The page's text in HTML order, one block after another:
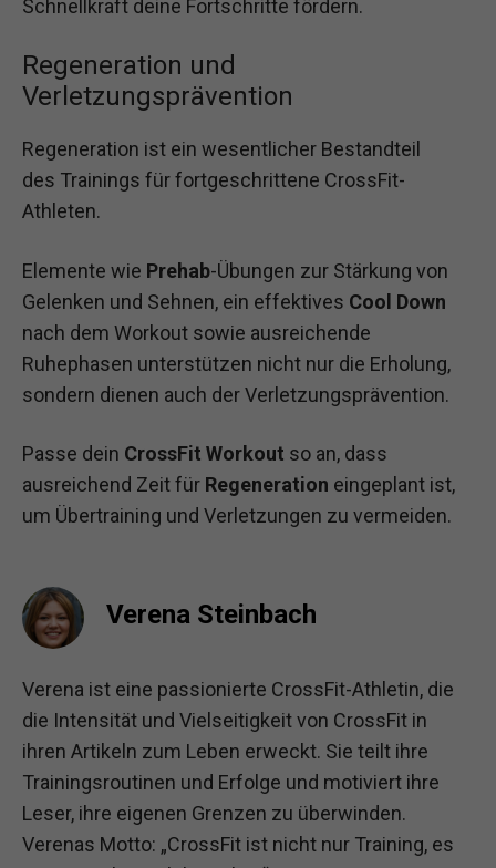
Schnellkraft deine Fortschritte fördern.
Regeneration und
Verletzungsprävention
Regeneration ist ein wesentlicher Bestandteil
des Trainings für fortgeschrittene CrossFit-
Athleten.
Elemente wie Prehab-Übungen zur Stärkung von
Gelenken und Sehnen, ein effektives Cool Down
nach dem Workout sowie ausreichende
Ruhephasen unterstützen nicht nur die Erholung,
sondern dienen auch der Verletzungsprävention.
Passe dein CrossFit Workout so an, dass
ausreichend Zeit für Regeneration eingeplant ist,
um Übertraining und Verletzungen zu vermeiden.
Verena Steinbach
Verena ist eine passionierte CrossFit-Athletin, die
die Intensität und Vielseitigkeit von CrossFit in
ihren Artikeln zum Leben erweckt. Sie teilt ihre
Trainingsroutinen und Erfolge und motiviert ihre
Leser, ihre eigenen Grenzen zu überwinden.
Verenas Motto: „CrossFit ist nicht nur Training, es